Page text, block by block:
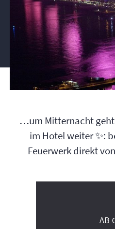
…um Mitternacht
im Hotel weiter ✨:
Feuerwerk direkt
AB